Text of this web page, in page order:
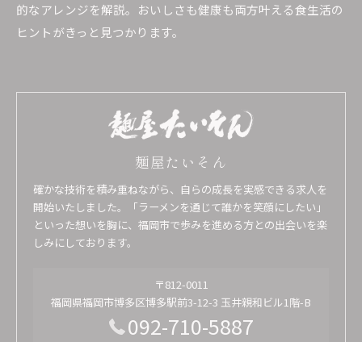
的なアレンジを解説。おいしさも健康も両方叶える食生活の
ヒントがきっと見つかります。
麺屋たいそん
確かな技術を積み重ねながら、自らの成長を実感できる求人を
開始いたしました。「ラーメンを通じて誰かを笑顔にしたい」
といった想いを胸に、福岡市で歩みを進める方との出会いを楽
しみにしております。
〒812-0011
福岡県福岡市博多区博多駅前3-12-3 玉井親和ビル1階-B
092-710-5887